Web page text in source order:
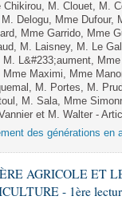
M. Clouet, M.
Delogu, Mme Dufour,
Mme Garrido, Mme
M. Laisney, M. Le
L&#233;aument,
Maximi, Mme
M. Portes, M.
M. Sala, Mme
et M. Walter -
des générations en
AGRICOLE ET
- 1ère